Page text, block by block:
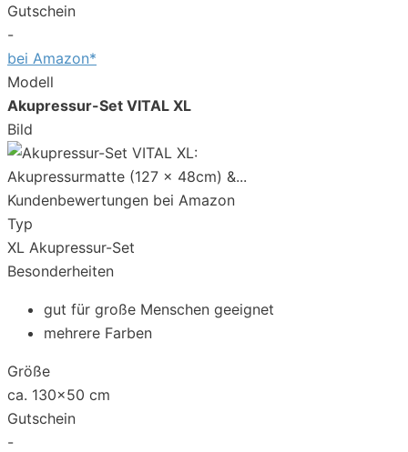
Gutschein
-
bei Amazon*
Modell
Akupressur-Set VITAL XL
Bild
Kundenbewertungen bei Amazon
Typ
XL Akupressur-Set
Besonderheiten
gut für große Menschen geeignet
mehrere Farben
Größe
ca. 130x50 cm
Gutschein
-